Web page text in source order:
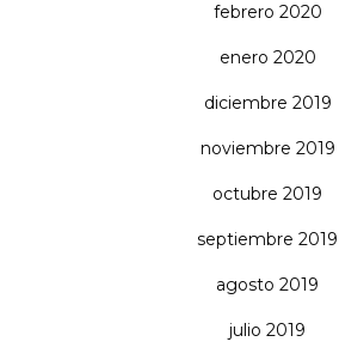
febrero 2020
enero 2020
diciembre 2019
noviembre 2019
octubre 2019
septiembre 2019
agosto 2019
julio 2019